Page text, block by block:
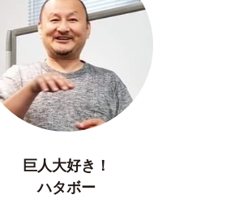
巨人大好き！
ハタボー